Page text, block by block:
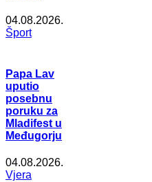
04.08.2026.
Šport
Papa Lav
uputio
posebnu
poruku za
Mladifest u
Međugorju
04.08.2026.
Vjera